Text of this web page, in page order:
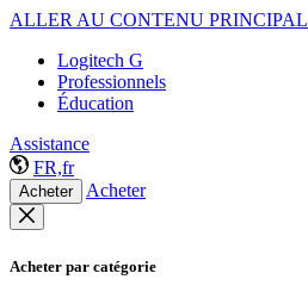
ALLER AU CONTENU PRINCIPAL
Logitech G
Professionnels
Éducation
Assistance
FR,fr
Acheter Acheter
Acheter par catégorie